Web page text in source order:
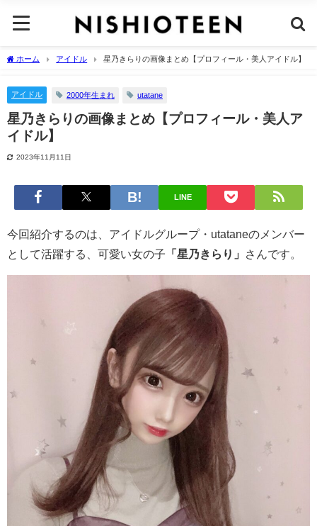
ホーム アイドル 星乃きらりの画像まとめ【プロフィール・美人アイドル】
アイドル 2000年生まれ utatane
星乃きらりの画像まとめ【プロフィール・美人ア
イドル】
2023年11月11日
LINE
今回紹介するのは、アイドルグループ・utataneのメンバー
として活躍する、可愛い女の子 「星乃きらり」 さんです。